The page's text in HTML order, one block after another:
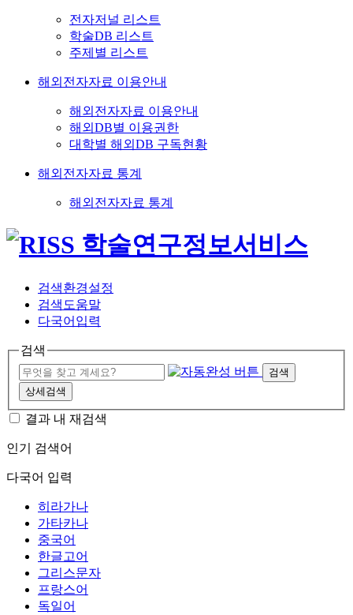
전자저널 리스트
학술DB 리스트
주제별 리스트
해외전자자료 이용안내
해외전자자료 이용안내
해외DB별 이용권한
대학별 해외DB 구독현황
해외전자자료 통계
해외전자자료 통계
검색환경설정
검색도움말
다국어입력
검색
검색
상세검색
결과 내 재검색
인기 검색어
다국어 입력
히라가나
가타카나
중국어
한글고어
그리스문자
프랑스어
독일어